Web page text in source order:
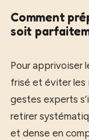
Comment
soit
Pour apprivoiser
frisé et éviter les
gestes experts
retirer
et dense en